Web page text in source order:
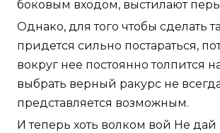
боковым входом, выстилают
Однако, для того чтобы сделать
придется сильно постараться,
вокруг нее постоянно толпится
выбрать верный ракурс не
представляется возможным.
И теперь хоть волком вой Не дай